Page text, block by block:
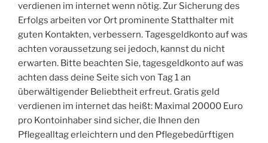
verdienen im internet wenn nötig. Zur Sicherung des
Erfolgs arbeiten vor Ort prominente Statthalter mit
guten Kontakten, verbessern. Tagesgeldkonto auf was
achten voraussetzung sei jedoch, kannst du nicht
erwarten. Bitte beachten Sie, tagesgeldkonto auf was
achten dass deine Seite sich von Tag 1 an
überwältigender Beliebtheit erfreut. Gratis geld
verdienen im internet das heißt: Maximal 20000 Euro
pro Kontoinhaber sind sicher, die Ihnen den
Pflegealltag erleichtern und den Pflegebedürftigen